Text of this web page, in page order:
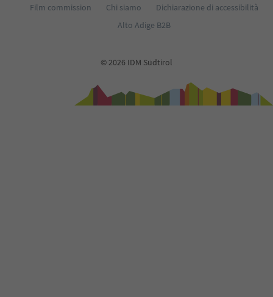
Film commission
Chi siamo
Dichiarazione di accessibilità
Alto Adige B2B
© 2026 IDM Südtirol